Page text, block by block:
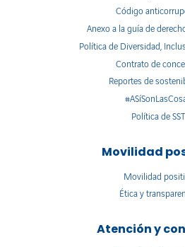
Código
Anexo a la guía de
Política de Diversidad,
Contrato de
Reportes de
Política de SST
Movilidad
Movilidad
Ética y
Atención y